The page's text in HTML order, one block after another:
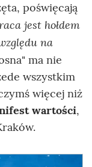
poświęcają
jest hołdem
na
ma nie
wszystkim
więcej niż
wartości,